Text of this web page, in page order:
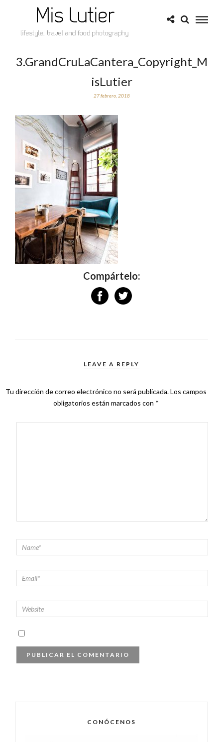
3.GrandCruLaCantera_Copyright_M
isLutier
27 febrero, 2018
Compártelo:
LEAVE A REPLY
Tu dirección de correo electrónico no será publicada.Los campos
obligatorios están marcados con *
CONÓCENOS